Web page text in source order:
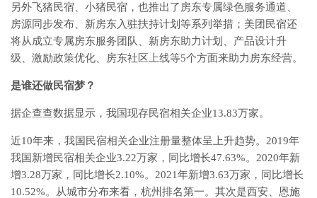
另外飞猪民宿、小猪民宿，也推出了房东专属绿色服务通道、
房源同步发布、新房东入驻扶持计划等系列举措；美团民宿还
将从成立专属房东服务团队、新房东助力计划、产品设计升
级、激励政策优化、房东社区上线等5个方面来助力房东经营。
是谁还做民宿梦？
据企查查数据显示，我国现存民宿相关企业13.83万家。
近10年来，我国民宿相关企业注册量整体呈上升趋势。2019年
我国新增民宿相关企业3.22万家，同比增长47.63%。2020年新
增3.28万家，同比增长2.10%。2021年新增3.63万家，同比增长
10.52%。从城市分布来看，杭州排名第一。其次是西安、恩施